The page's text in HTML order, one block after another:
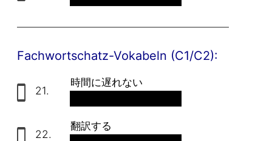
Fachwortschatz-Vokabeln (C1/C2):
21.
時間に遅れない
22.
翻訳する